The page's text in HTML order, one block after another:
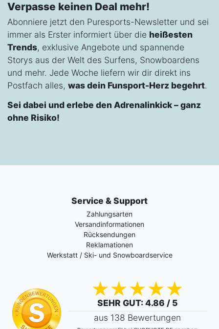
Verpasse keinen Deal mehr!
Abonniere jetzt den Puresports-Newsletter und sei
immer als Erster informiert über die heißesten
Trends, exklusive Angebote und spannende
Storys aus der Welt des Surfens, Snowboardens
und mehr. Jede Woche liefern wir dir direkt ins
Postfach alles, was dein Funsport-Herz begehrt.
Sei dabei und erlebe den Adrenalinkick – ganz
ohne Risiko!
Service & Support
Zahlungsarten
Versandinformationen
Rücksendungen
Reklamationen
Werkstatt / Ski- und Snowboardservice
SEHR GUT: 4.86 / 5
aus 138 Bewertungen